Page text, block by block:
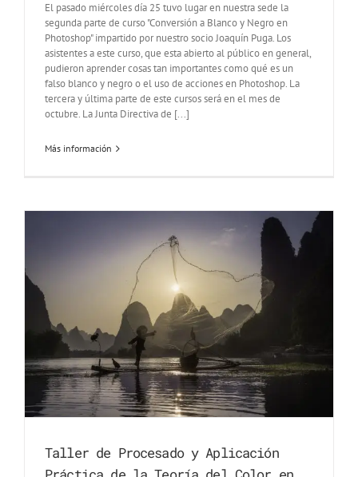
El pasado miércoles día 25 tuvo lugar en nuestra sede la
segunda parte de curso "Conversión a Blanco y Negro en
Photoshop" impartido por nuestro socio Joaquín Puga. Los
asistentes a este curso, que esta abierto al público en general,
pudieron aprender cosas tan importantes como qué es un
falso blanco y negro o el uso de acciones en Photoshop. La
tercera y última parte de este cursos será en el mes de
octubre. La Junta Directiva de [...]
Más información
Taller de Procesado y Aplicación